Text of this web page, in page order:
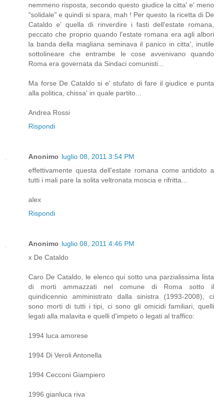
nemmeno risposta, secondo questo giudice la citta' e' meno
"solidale" e quindi si spara, mah ! Per questo la ricetta di De
Cataldo e' quella di rinverdire i fasti dell'estate romana,
peccato che proprio quando l'estate romana era agli albori
la banda della magliana seminava il panico in citta', inutile
sottolineare che entrambe le cose avvenivano quando
Roma era governata da Sindaci comunisti...
Ma forse De Cataldo si e' stufato di fare il giudice e punta
alla politica, chissa' in quale partito...
Andrea Rossi
Rispondi
Anonimo luglio 08, 2011 3:54 PM
effettivamente questa dell'estate romana come antidoto a
tutti i mali pare la solita veltronata moscia e rifritta...
alex
Rispondi
Anonimo luglio 08, 2011 4:46 PM
x De Cataldo
Caro De Cataldo, le elenco qui sotto una parzialissima lista
di morti ammazzati nel comune di Roma sotto il
quindicennio amministrato dalla sinistra (1993-2008), ci
sono morti di tutti i tipi, ci sono gli omicidi familiari, quelli
legati alla malavita e quelli d'impeto o legati al traffico:
1994 luca amorese
1994 Di Veroli Antonella
1994 Cecconi Giampiero
1996 gianluca riva